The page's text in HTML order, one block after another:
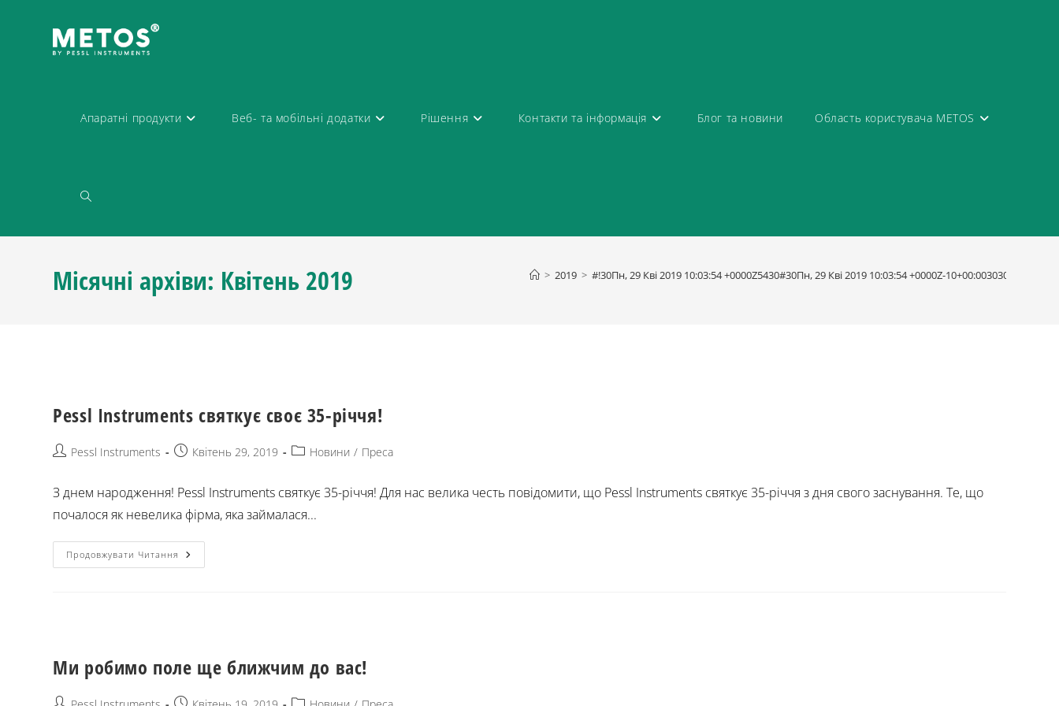
Апаратні продукти Веб- та мобільні додатки Рішення Контакти та інформація Блог та новини Область користувача METOS
Місячні архіви: Квітень 2019 > 2019 > #!30Пн, 29 Кві 2019 10:03:54 +0000Z5430#30Пн, 29 Кві 2019 10:03:54 +0000Z-
Pessl Instruments святкує своє 35-річчя!
Pessl Instruments Квітень 29, 2019 Новини / Преса
З днем народження! Pessl Instruments святкує 35-річчя! Для нас велика честь повідомити, що Pessl Instruments святкує 35-річчя з дня свого заснування. Те, що
почалося як невелика фірма, яка займалася...
Продовжувати Читання
Ми робимо поле ще ближчим до вас!